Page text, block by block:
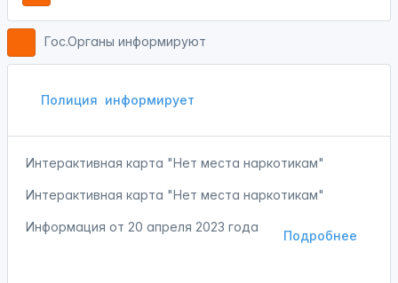
Гос.Органы информируют
Полиция информирует
Интерактивная карта "Нет места наркотикам"
Интерактивная карта "Нет места наркотикам"
Подробнее
Информация от 20 апреля 2023 года